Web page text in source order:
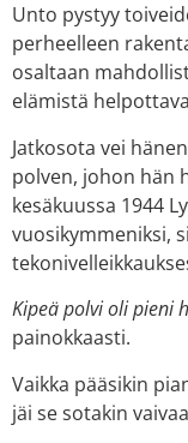
Unto pystyy
perheelleen
osaltaan
elämistä
Jatkosota vei
polven, johon hän
kesäkuussa 1944
vuosikymmeniksi,
Kipeä polvi oli pieni
painokkaasti.
Vaikka pääsikin
jäi se sotakin